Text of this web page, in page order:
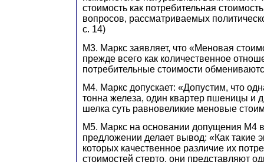
стоимость как потребительная
вопросов, рассматриваемых
с. 14)
М3. Маркс заявляет, что «Меновая
прежде всего как количественное
потребительные стоимости
М4. Маркс допускает: «Допустим, что
тонна железа, один квартер пшеницы и
шелка суть равновеликие меновые
М5. Маркс на основании допущения М4
предложении делает вывод: «Как такие
которых качественное различие их
стоимостей стерто, они представляют